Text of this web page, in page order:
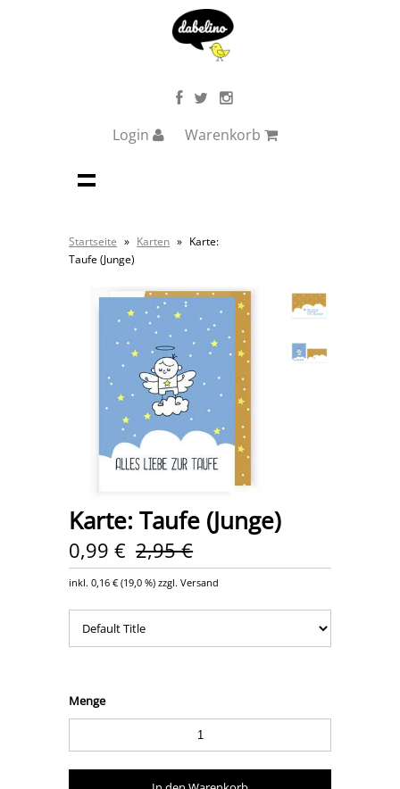
Login Warenkorb
Startseite » Karten » Karte:
Taufe (Junge)
Karte: Taufe (Junge)
0,99 € 2,95 €
inkl.0,16 € (19,0 %) zzgl. Versand
Menge